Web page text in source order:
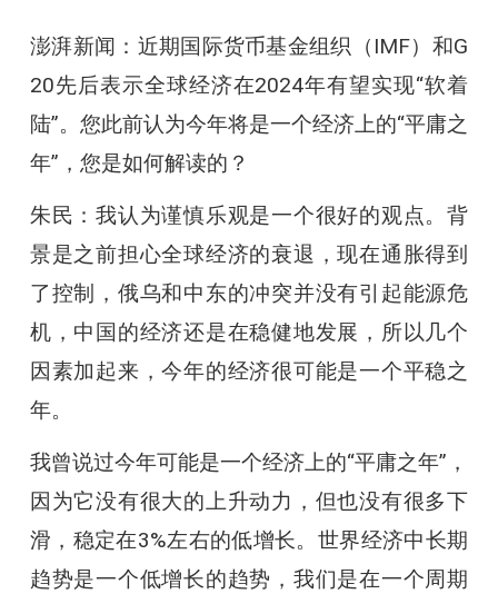
澎湃新闻：近期国际货币基金组织（IMF）和G
20先后表示全球经济在2024年有望实现“软着
陆”。您此前认为今年将是一个经济上的“平庸之
年”，您是如何解读的？
朱民：我认为谨慎乐观是一个很好的观点。背
景是之前担心全球经济的衰退，现在通胀得到
了控制，俄乌和中东的冲突并没有引起能源危
机，中国的经济还是在稳健地发展，所以几个
因素加起来，今年的经济很可能是一个平稳之
年。
我曾说过今年可能是一个经济上的“平庸之年”，
因为它没有很大的上升动力，但也没有很多下
滑，稳定在3%左右的低增长。世界经济中长期
趋势是一个低增长的趋势，我们是在一个周期